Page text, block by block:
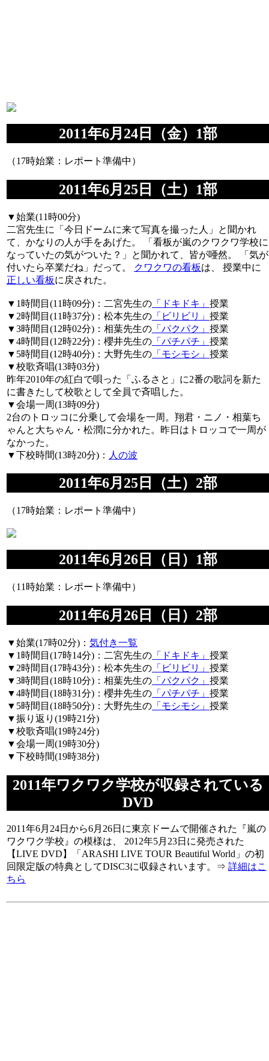
2011年6月24日（金）1部
（17時始業：レポート準備中）
2011年6月25日（土）1部
▼始業(11時00分)
二宮先生に「今日ドームに来て写真を撮った人」と聞かれ
て、かなりの人が手をあげた。 「看板が嵐のクワクワ学校に
なっていたの気がついた？」と聞かれて、皆が唖然。 「気が
付いたら卒業だね」だって。
クワクワの看板は、 授業中に
正しい看板に戻された。
▼1時間目(11時09分)：二宮先生の 「ドキドキ」 授業
▼2時間目(11時37分)：松本先生の 「ビリビリ」 授業
▼3時間目(12時02分)：相葉先生の 「パクパク」 授業
▼4時間目(12時22分)：櫻井先生の 「パチパチ」 授業
▼5時間目(12時40分)：大野先生の 「モシモシ」 授業
▼校歌斉唱(13時03分)
昨年2010年の紅白で唄った「ふるさと」に2番の歌詞を新た
に書きたして校歌として全員で斉唱した。
▼会場一周(13時09分)
2台のトロッコに分乗して会場を一周。翔君・ニノ・相葉ち
ゃんと大ちゃん・松潤に分かれた。昨日はトロッコで一周が
なかった。
▼下校時間(13時20分)： 人の波
2011年6月25日（土）2部
（17時始業：レポート準備中）
2011年6月26日（日）1部
（11時始業：レポート準備中）
2011年6月26日（日）2部
▼始業(17時02分)： 気付き一覧
▼1時間目(17時14分)：二宮先生の 「ドキドキ」 授業
▼2時間目(17時43分)：松本先生の 「ビリビリ」 授業
▼3時間目(18時10分)：相葉先生の 「パクパク」 授業
▼4時間目(18時31分)：櫻井先生の 「パチパチ」 授業
▼5時間目(18時50分)：大野先生の 「モシモシ」 授業
▼振り返り(19時21分)
▼校歌斉唱(19時24分)
▼会場一周(19時30分)
▼下校時間(19時38分)
2011年ワクワク学校が収録されている
DVD
2011年6月24日から6月26日に東京ドームで開催された『嵐の
ワクワク学校』の模様は、 2012年5月23日に発売された
【LIVE DVD】「ARASHI LIVE TOUR Beautiful World」の初
回限定版の特典としてDISC3に収録されいます。⇒ 詳細はこ
ちら